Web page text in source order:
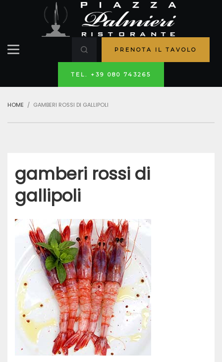
PRENOTA IL TAVOLO
TEL. +39 080 743265
HOME GAMBERI ROSSI DI GALLIPOLI
gamberi rossi di
gallipoli